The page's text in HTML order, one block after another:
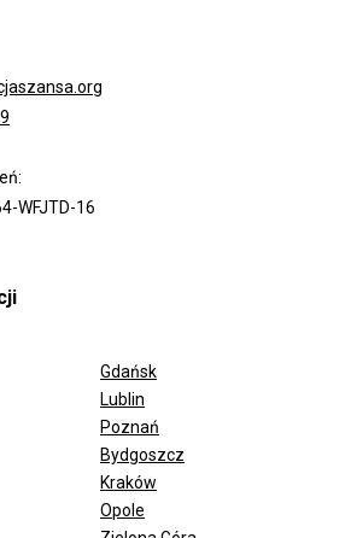
WFJTD-16
FUNDACJI
Gdańsk
Lublin
Poznań
Bydgoszcz
Kraków
Opole